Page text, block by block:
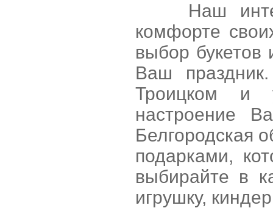
Наш
комфорте
выбор букетов
Ваш
Троицком и
настроение
Белгородская
подарками,
выбирайте в
игрушку,